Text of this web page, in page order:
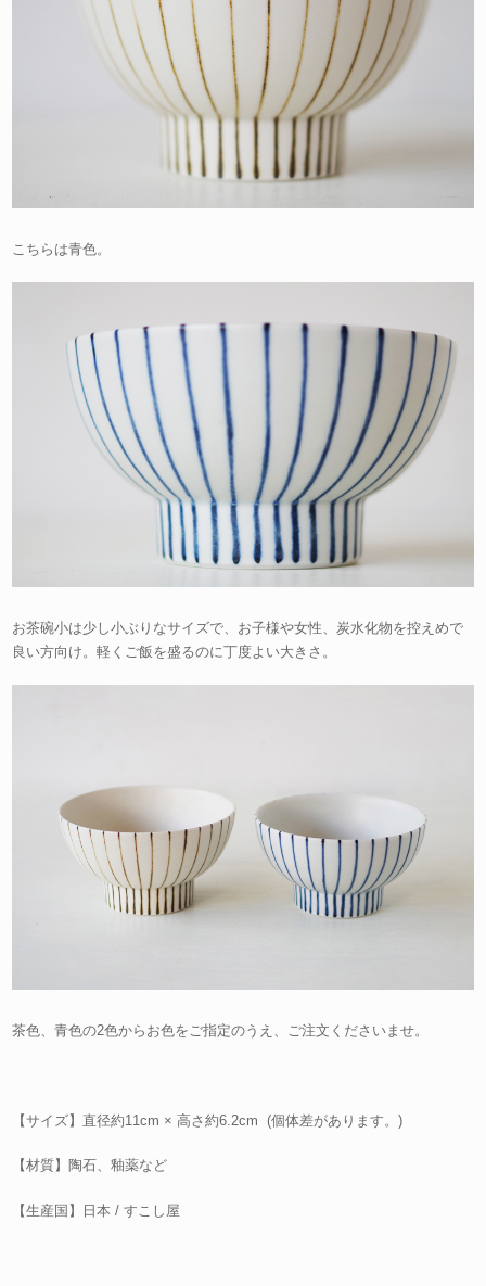
こちらは青色。
お茶碗小は少し小ぶりなサイズで、お子様や女性、炭水化物を控えめで
良い方向け。軽くご飯を盛るのに丁度よい大きさ。
茶色、青色の2色からお色をご指定のうえ、ご注文くださいませ。
【サイズ】直径約11cm × 高さ約6.2cm (個体差があります。)
【材質】陶石、釉薬など
【生産国】日本 / すこし屋